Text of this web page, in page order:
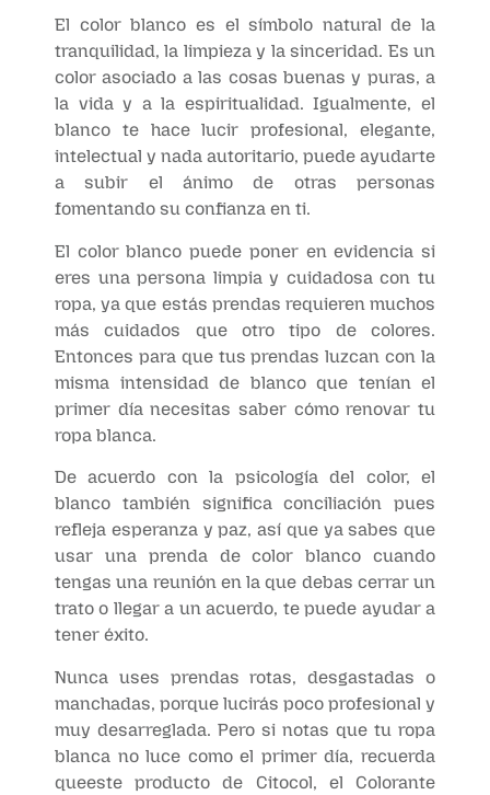
El color blanco es el símbolo natural de la
tranquilidad, la limpieza y la sinceridad. Es un
color asociado a las cosas buenas y puras, a
la vida y a la espiritualidad. Igualmente, el
blanco te hace lucir profesional, elegante,
intelectual y nada autoritario, puede ayudarte
a subir el ánimo de otras personas
fomentando su confianza en ti.
El color blanco puede poner en evidencia si
eres una persona limpia y cuidadosa con tu
ropa, ya que estás prendas requieren muchos
más cuidados que otro tipo de colores.
Entonces para que tus prendas luzcan con la
misma intensidad de blanco que tenían el
primer día necesitas saber cómo renovar tu
ropa blanca.
De acuerdo con la psicología del color, el
blanco también significa conciliación pues
refleja esperanza y paz, así que ya sabes que
usar una prenda de color blanco cuando
tengas una reunión en la que debas cerrar un
trato o llegar a un acuerdo, te puede ayudar a
tener éxito.
Nunca uses prendas rotas, desgastadas o
manchadas, porque lucirás poco profesional y
muy desarreglada. Pero si notas que tu ropa
blanca no luce como el primer día, recuerda
queeste producto de Citocol, el Colorante